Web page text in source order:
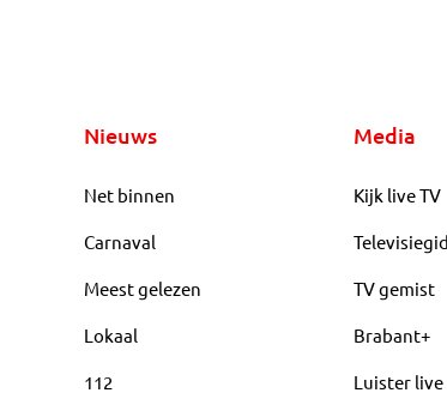
Nieuws
Net binnen
Carnaval
Meest gelezen
Lokaal
112
Media
Kijk live TV
TV gemist
Brabant+
Luister